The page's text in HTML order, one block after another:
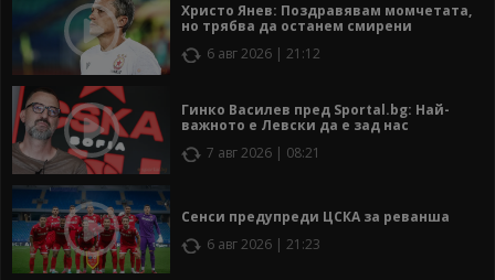
Христо Янев: Поздравявам момчетата,
но трябва да останем смирени
6 авг 2026 | 21:12
Гинко Василев пред Sportal.bg: Най-
важното е Левски да е зад нас
7 авг 2026 | 08:21
Сенси предупреди ЦСКА за реванша
6 авг 2026 | 21:23